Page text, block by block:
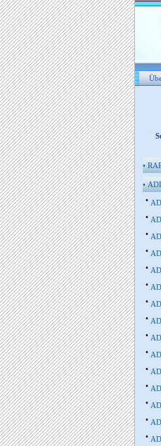
•
•
•
•
•
•
•
•
•
•
•
•
•
•
•
•
•